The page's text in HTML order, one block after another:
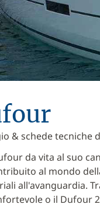
& schede tecniche
da vita al suo
al mondo
all'avanguardia.
o il Dufour